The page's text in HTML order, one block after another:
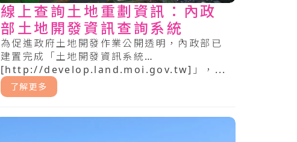
線上查詢土地重劃資訊：內政
部土地開發資訊查詢系統
為促進政府土地開發作業公開透明，內政部已
建置完成「土地開發資訊系統
[http://develop.land.moi.gov.tw]」，...
..
了解更多